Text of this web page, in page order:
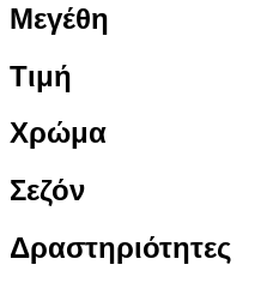
Μεγέθη
Τιμή
Χρώμα
Σεζόν
Δραστηριότητες